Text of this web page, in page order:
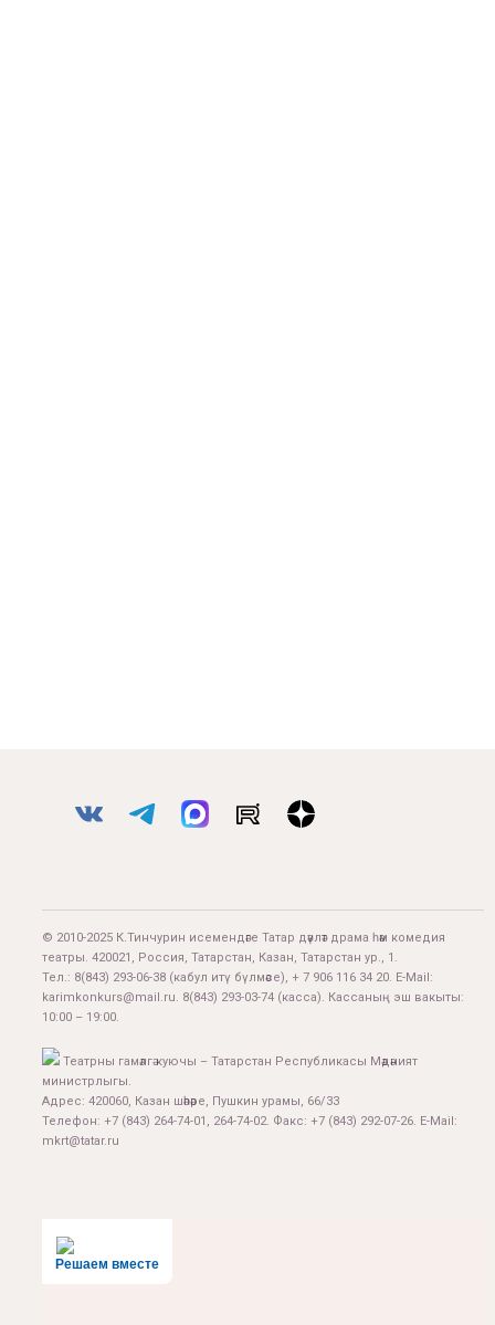
© 2010-2025 К.Тинчурин исемендәге Татар дәүләт драма һәм комедия
театры. 420021, Россия, Татарстан, Казан, Татарстан ур., 1.
Тел.: 8(843) 293-06-38 (кабул итү бүлмәсе), + 7 906 116 34 20. E-Mail:
karimkonkurs@mail.ru. 8(843) 293-03-74 (касса). Кассаның эш вакыты:
10:00 – 19:00.
Театрны гамәлгә куючы – Татарстан Республикасы Мәдәният
министрлыгы.
Адрес: 420060, Казан шәһәре, Пушкин урамы, 66/33
Телефон: +7 (843) 264-74-01, 264-74-02. Факс: +7 (843) 292-07-26. E-Mail:
mkrt@tatar.ru
Решаем вместе